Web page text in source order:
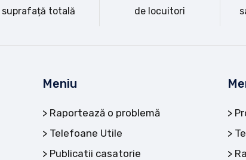
suprafață totală de locuitori
Meniu
Raportează o problemă
Telefoane Utile
Publicatii casatorie